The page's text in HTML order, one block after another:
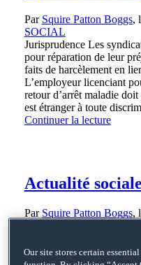
Par Squire Patton Boggs,
SOCIAL
Jurisprudence Les
pour réparation de leur
faits de harcèlement en
L’employeur licenciant
retour d’arrêt maladie
est étranger à toute
Continuer la lecture
Actualité sociale
Par Squire Patton Boggs,
Jurisprudence Le
levée d’une clause de
Our site stores certain